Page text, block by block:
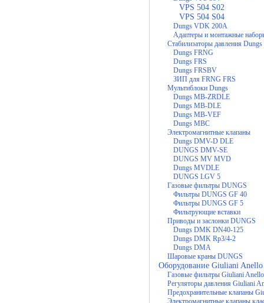
VPS 504 S02
VPS 504 S04
Dungs VDK 200A
Адаптеры и монтажные
Стабилизаторы давления Dungs
Dungs FRNG
Dungs FRS
Dungs FRSBV
ЗИП для FRNG FRS
Мультиблоки Dungs
Dungs MB-ZRDLE
Dungs MB-DLE
Dungs MB-VEF
Dungs MBC
Электромагнитные клапаны
Dungs DMV-D DLE
DUNGS DMV-SE
DUNGS MV MVD
Dungs MVDLE
DUNGS LGV 5
Газовые фильтры DUNGS
Фильтры DUNGS GF 40
Фильтры DUNGS GF 5
Фильтрующие вставки
Приводы и заслонки DUNGS
Dungs DMK DN40-125
Dungs DMK Rp3/4-2
Dungs DMA
Шаровые краны DUNGS
Оборудование Giuliani Anello
Газовые фильтры Giuliani Anello
Регуляторы давления Giuliani
Предохранительные клапаны
Электромагнитные клапаны